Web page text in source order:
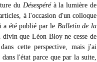
du Désespéréà la lumière de
à l'occasion d'un colloque
été publié par le Bulletin de la
divin que Léon Bloy ne cesse de
cette perspective, mais j'ai
dans l'état parce que par la suite,